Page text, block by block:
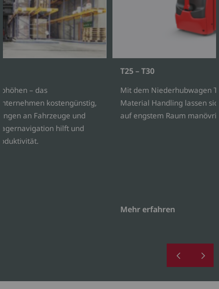
– das
kostengünstig,
an Fahrzeuge und
hilft und
T25 – T30
Mit dem Niederhubwagen
Material Handling lassen
auf engstem Raum
Mehr erfahren